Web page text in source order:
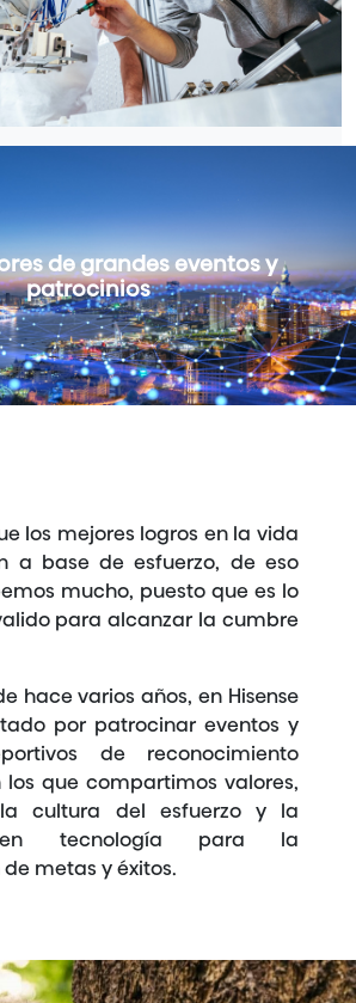
de grandes eventos y
patrocinios
los mejores logros en la vida
a base de esfuerzo, de eso
mucho, puesto que es lo
para alcanzar la cumbre
hace varios años, en Hisense
por patrocinar eventos y
de reconocimiento
que compartimos valores,
cultura del esfuerzo y la
en tecnología para la
metas y éxitos.